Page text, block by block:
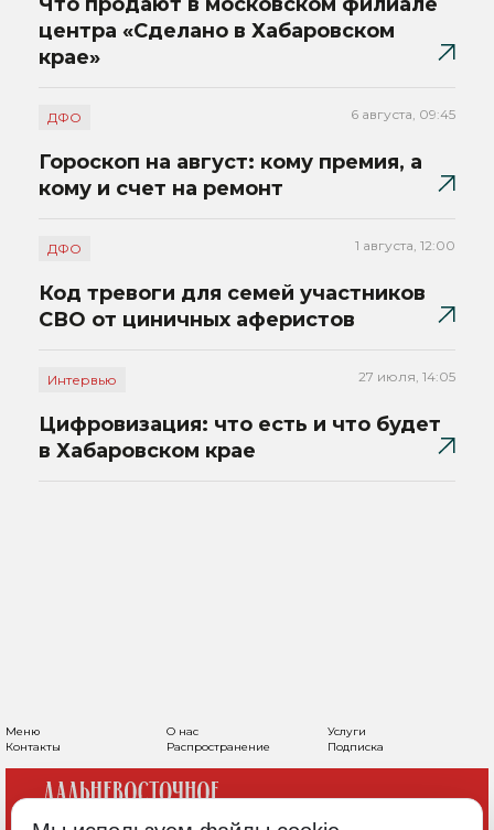
центра «Сделано в Хабаровском
крае»
ДФО 6 августа, 09:45
Гороскоп на август: кому премия, а
кому и счет на ремонт
ДФО 1 августа, 12:00
Код тревоги для семей участников
СВО от циничных аферистов
Интервью 27 июля, 14:05
Цифровизация: что есть и что будет
в Хабаровском крае
Меню О нас
Услуги
Контакты
Распространение Подписка